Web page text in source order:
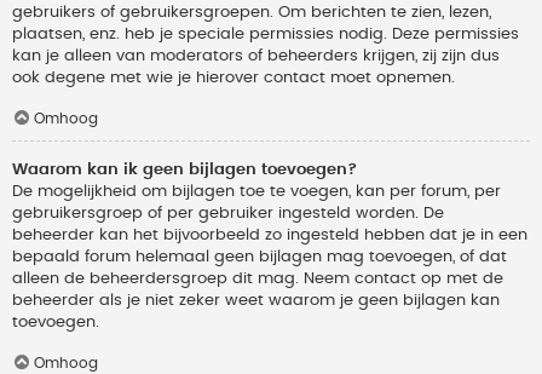
gebruikers of gebruikersgroepen. Om berichten te zien, lezen,
plaatsen, enz. heb je speciale permissies nodig. Deze permissies
kan je alleen van moderators of beheerders krijgen, zij zijn dus
ook degene met wie je hierover contact moet opnemen.
Omhoog
Waarom kan ik geen bijlagen toevoegen?
De mogelijkheid om bijlagen toe te voegen, kan per forum, per
gebruikersgroep of per gebruiker ingesteld worden. De
beheerder kan het bijvoorbeeld zo ingesteld hebben dat je in een
bepaald forum helemaal geen bijlagen mag toevoegen, of dat
alleen de beheerdersgroep dit mag. Neem contact op met de
beheerder als je niet zeker weet waarom je geen bijlagen kan
toevoegen.
Omhoog